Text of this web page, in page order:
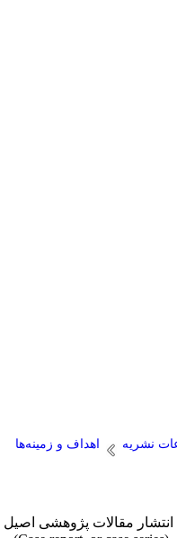
نشریه اهداف و زمینه‌ها
مقالات پژوهشی اصیل (